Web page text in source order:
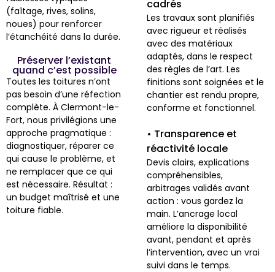
(faîtage, rives, solins,
noues) pour renforcer
l’étanchéité dans la durée.
Préserver l’existant
quand c’est possible
Toutes les toitures n’ont
pas besoin d’une réfection
complète. À Clermont-le-
Fort, nous privilégions une
approche pragmatique :
diagnostiquer, réparer ce
qui cause le problème, et
ne remplacer que ce qui
est nécessaire. Résultat :
un budget maîtrisé et une
toiture fiable.
cadrés
Les travaux sont planifiés
avec rigueur et réalisés
avec des matériaux
adaptés, dans le respect
des règles de l’art. Les
finitions sont soignées et le
chantier est rendu propre,
conforme et fonctionnel.
• Transparence et
réactivité locale
Devis clairs, explications
compréhensibles,
arbitrages validés avant
action : vous gardez la
main. L’ancrage local
améliore la disponibilité
avant, pendant et après
l’intervention, avec un vrai
suivi dans le temps.